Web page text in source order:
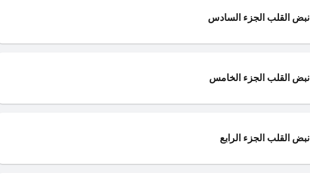
نبض القلب الجزء السادس
نبض القلب الجزء الخامس
نبض القلب الجزء الرابع